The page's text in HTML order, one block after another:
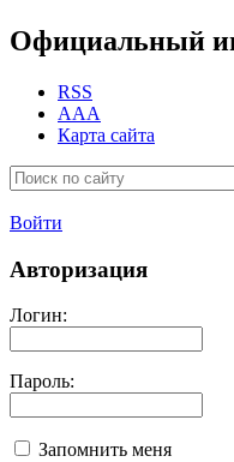
Официальный
RSS
AAA
Карта сайта
Войти
Авторизация
Логин:
Пароль:
Запомнить меня